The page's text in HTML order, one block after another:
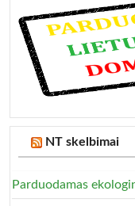
NT skelbimai
Parduodamas